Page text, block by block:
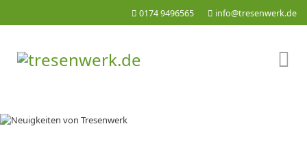
0174 9496565 info@tresenwerk.de